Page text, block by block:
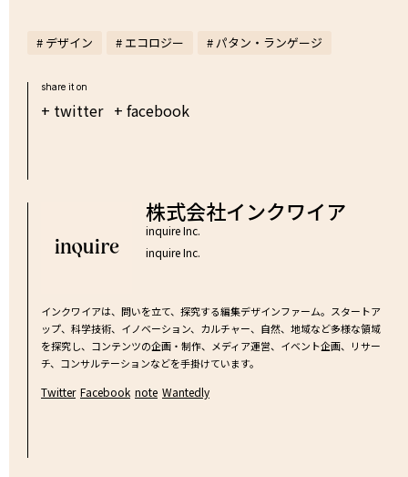
# デザイン # エコロジー # パタン・ランゲージ
share it on
+ twitter + facebook
株式会社インクワイア
inquire Inc.
inquire Inc.
インクワイアは、問いを立て、探究する編集デザインファーム。スタートア
ップ、科学技術、イノベーション、カルチャー、自然、地域など多様な領域
を探究し、コンテンツの企画・制作、メディア運営、イベント企画、リサー
チ、コンサルテーションなどを手掛けています。
Twitter Facebook note Wantedly